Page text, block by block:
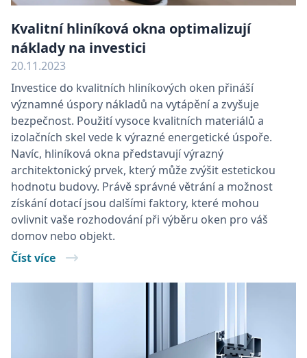
Kvalitní hliníková okna optimalizují
náklady na investici
20.11.2023
Investice do kvalitních hliníkových oken přináší
významné úspory nákladů na vytápění a zvyšuje
bezpečnost. Použití vysoce kvalitních materiálů a
izolačních skel vede k výrazné energetické úspoře.
Navíc, hliníková okna představují výrazný
architektonický prvek, který může zvýšit estetickou
hodnotu budovy. Právě správné větrání a možnost
získání dotací jsou dalšími faktory, které mohou
ovlivnit vaše rozhodování při výběru oken pro váš
domov nebo objekt.
Číst více